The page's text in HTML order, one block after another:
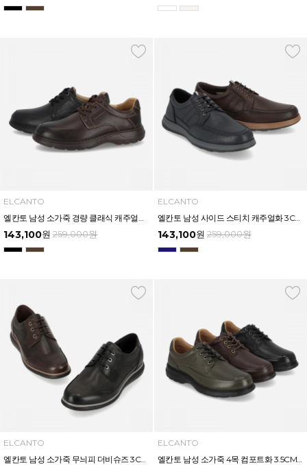
ELCANTO
143,100원 259,000원
ELCANTO
엘칸토 남성 사이드 스티치 캐주얼화 3CM LCMC54U613
143,100원 259,000원
ELCANTO
엘칸토 남성 소가죽 무늬피 더비슈즈 3CM LCMC35U613
ELCANTO
엘칸토 남성 소가죽 4목 컴포트화 3.5CM LCMC34U613